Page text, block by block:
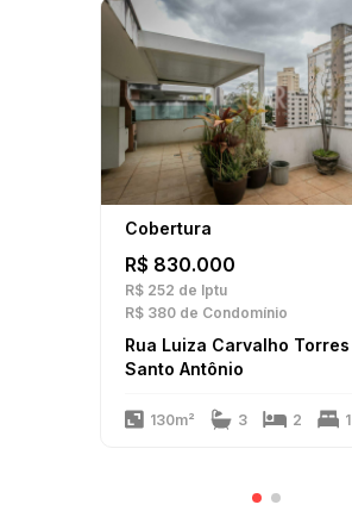
Cobertura
R$ 830.000
R$ 252 de Iptu
R$ 380 de Condomínio
Rua Luiza Carvalho Torres
Santo Antônio
130m² 3 2 1